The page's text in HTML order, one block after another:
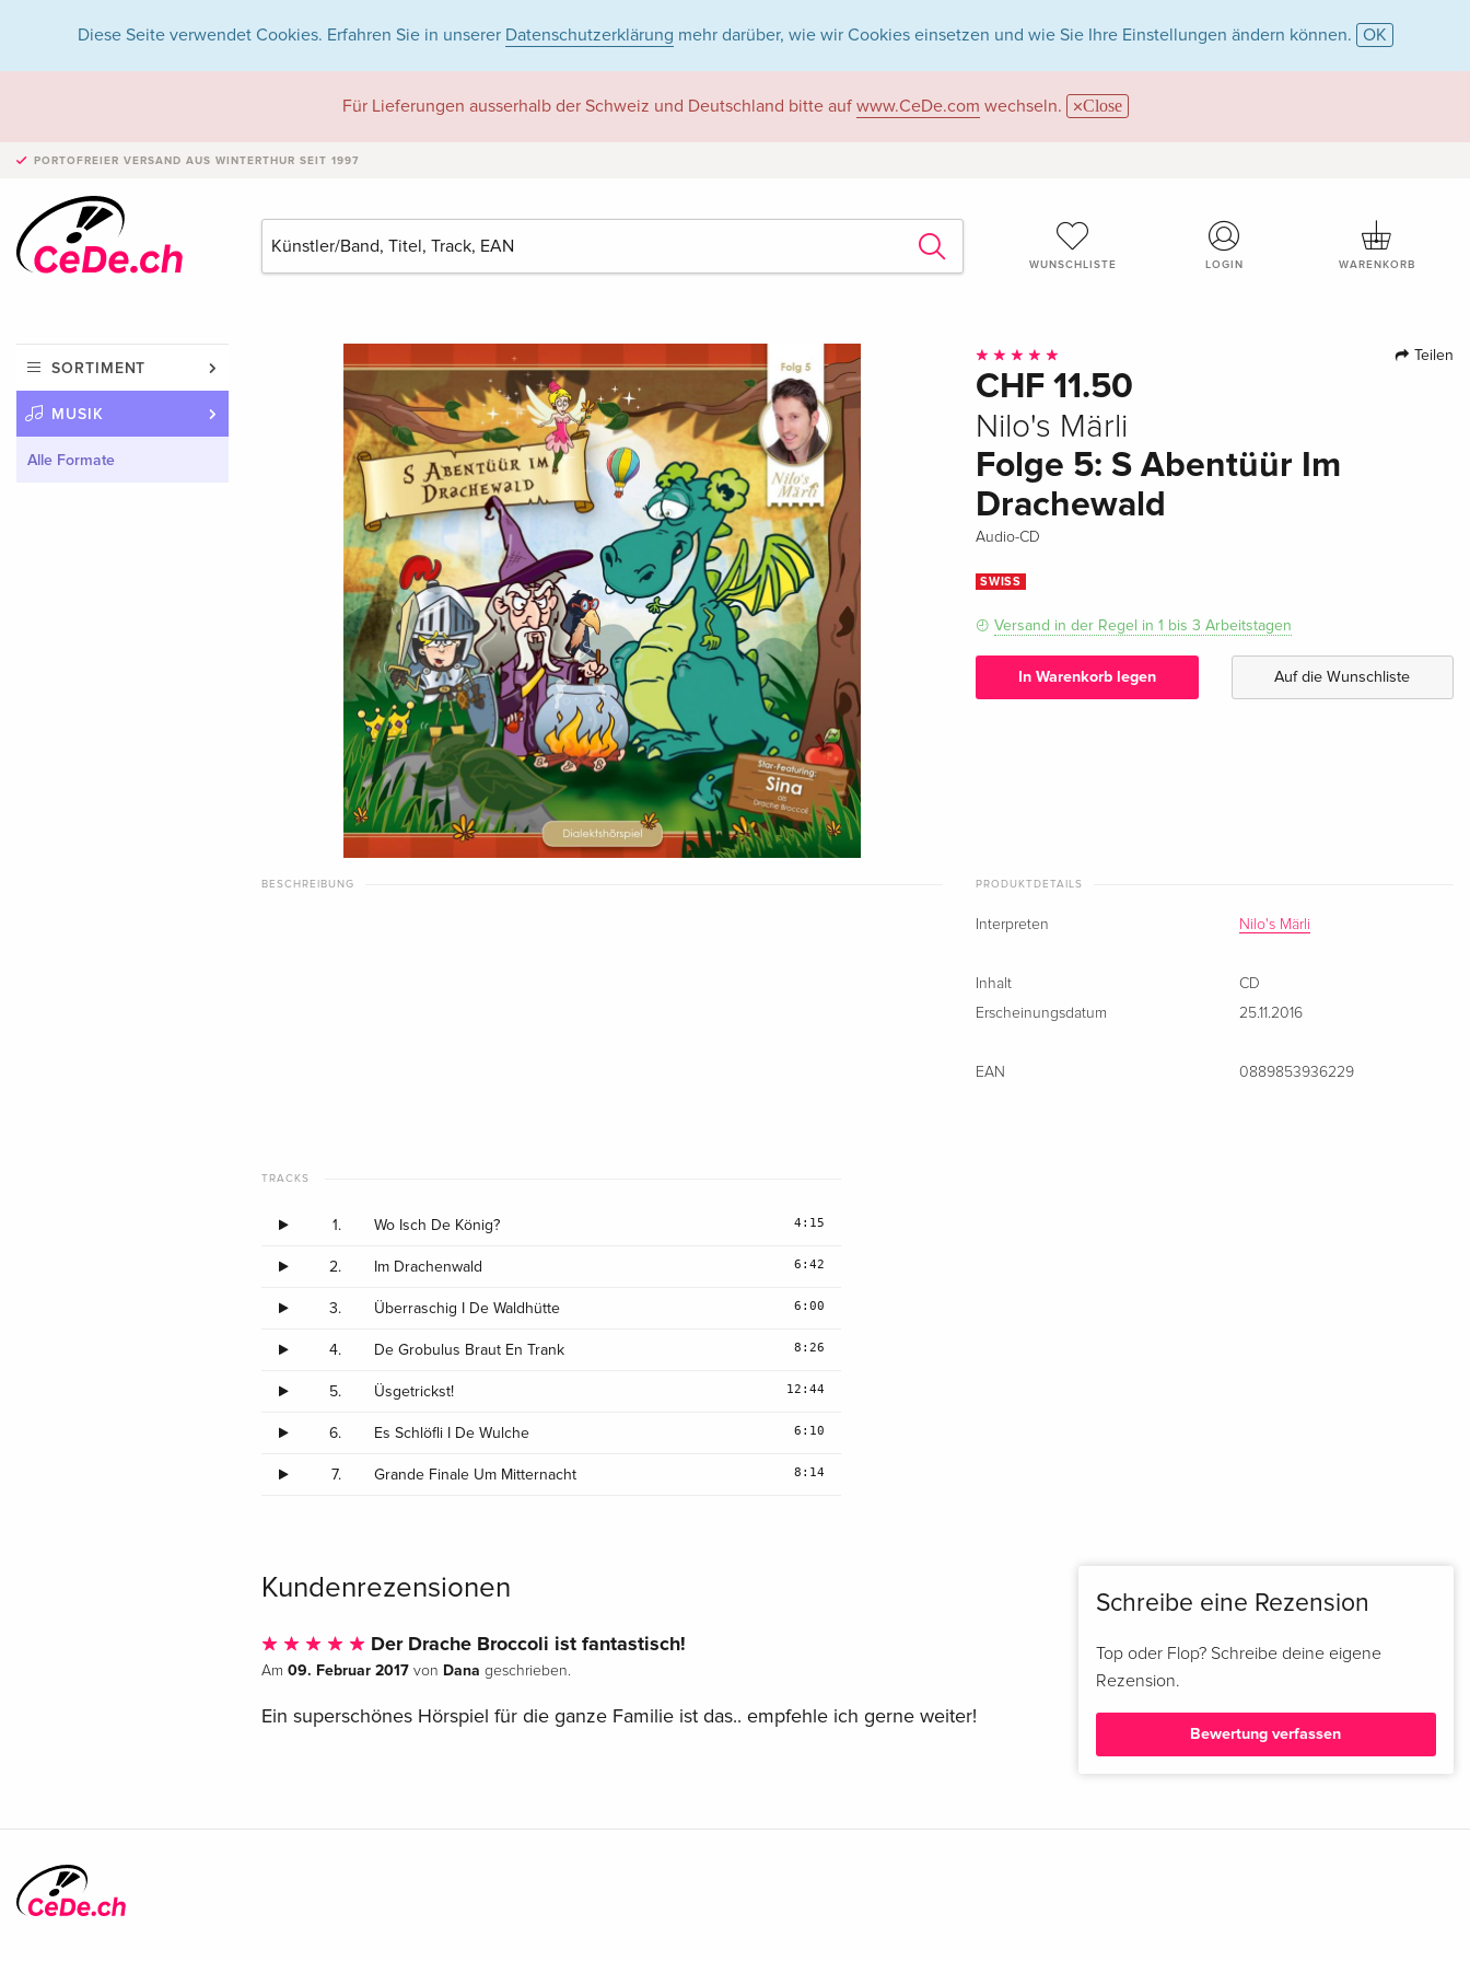
Diese Seite verwendet Cookies. Erfahren Sie in unserer Datenschutzerklärung mehr darüber, wie wir Cookies einsetzen und wie Sie Ihre Einstellungen ändern können. OK
Für Lieferungen ausserhalb der Schweiz und Deutschland bitte auf www.CeDe.com wechseln. Close
PORTOFREIER VERSAND AUS WINTERTHUR SEIT 1997
WUNSCHLISTE LOGIN WARENKORB
SORTIMENT
MUSIK
Alle Formate
Teilen
CHF 11.50
Nilo's Märli
Folge 5: S Abentüür Im
Drachewald
Audio-CD
SWISS
Versand in der Regel in 1 bis 3 Arbeitstagen
In Warenkorb legen Auf die Wunschliste
BESCHREIBUNG PRODUKTDETAILS
Interpreten Nilo's Märli
Inhalt
CD
Erscheinungsdatum
25.11.2016
EAN 0889853936229
TRACKS
1. Wo Isch De König? 4:15
2. Im Drachenwald 6:42
3. Überraschig I De Waldhütte 6:00
4. De Grobulus Braut En Trank 8:26
5. Üsgetrickst! 12:44
6. Es Schlöfli I De Wulche 6:10
7. Grande Finale Um Mitternacht 8:14
Kundenrezensionen
Der Drache Broccoli ist fantastisch!
Am 09. Februar 2017von Dana geschrieben.
Ein superschönes Hörspiel für die ganze Familie ist das.. empfehle ich gerne weiter!
Schreibe eine Rezension
Top oder Flop? Schreibe deine eigene
Rezension.
Bewertung verfassen